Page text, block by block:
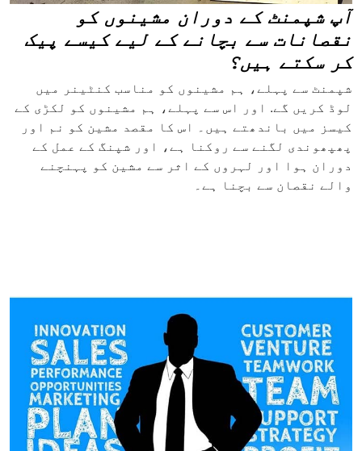
آپ شپمنٹ کے دوران مشینوں کو
نقصانات سے بچانے کے لیے کیسے پیک
کر سکتے ہیں؟
شپمنٹ سے پہلے، ہم مشینوں کو مناسب کنٹینر میں
لوڈ کریں گے. اور اس سے پہلے، ہم مشینوں کو لکڑی کے
کیسز میں باندھتے ہیں۔ اس کا مقصد مشین کو نم اور
پھپھوندی لگنے سے روکنا ہے، اور شپنگ کے عمل کے
دوران ہوا اور لہروں کے اثر سے مشین کو پہنچنے
والے نقصان سے بچنا ہے۔